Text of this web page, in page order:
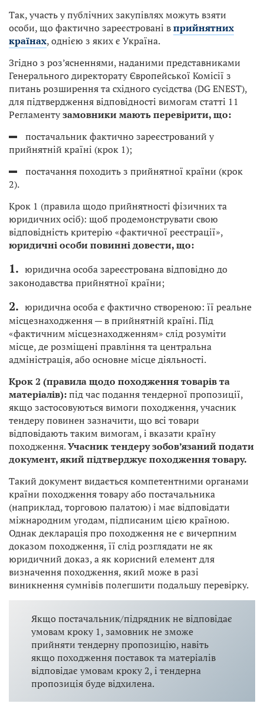
Так, участь у публічних закупівлях можуть взяти
особи, що фактично зареєстровані вприйнятних
країнах, однією з яких є Україна.
Згідно з роз’ясненнями, наданими представниками
Генерального директорату Європейської Комісії з
питань розширення та східного сусідства (DG ENEST),
для підтвердження відповідності вимогам статті 11
Регламентузамовники мають перевірити, що:
постачальник фактично зареєстрований у
прийнятній країні (крок 1);
постачання походить з прийнятної країни (крок
2).
Крок 1 (правила щодо прийнятності фізичних та
юридичних осіб): щоб продемонструвати свою
відповідність критерію «фактичної реєстрації»,
юридичні особи повинні довести, що:
юридична особа зареєстрована відповідно до
законодавства прийнятної країни;
юридична особа є фактично створеною: її реальне
місцезнаходження — в прийнятній країні. Під
«фактичним місцезнаходженням» слід розуміти
місце, де розміщені правління та центральна
адміністрація, або основне місце діяльності.
Крок 2 (правила щодо походження товарів та
матеріалів):під час подання тендерної пропозиції,
якщо застосовуються вимоги походження, учасник
тендеру повинен зазначити, що всі товари
відповідають таким вимогам, і вказати країну
походження.Учасник тендеру зобов’язаний подати
документ, який підтверджує походження товару.
Такий документ видається компетентними органами
країни походження товару або постачальника
(наприклад, торговою палатою) і має відповідати
міжнародним угодам, підписаним цією країною.
Однак декларація про походження не є вичерпним
доказом походження, її слід розглядати не як
юридичний доказ, а як корисний елемент для
визначення походження, який може в разі
виникнення сумнівів полегшити подальшу перевірку.
Якщо постачальник/підрядник не відповідає
умовам кроку 1, замовник не зможе
прийняти тендерну пропозицію, навіть
якщо походження поставок та матеріалів
відповідає умовам кроку 2, і тендерна
пропозиція буде відхилена.